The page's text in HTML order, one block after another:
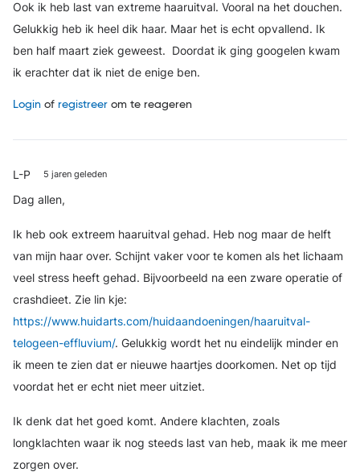
Ook ik heb last van extreme haaruitval. Vooral na het douchen.
Gelukkig heb ik heel dik haar. Maar het is echt opvallend. Ik
ben half maart ziek geweest. Doordat ik ging googelen kwam
ik erachter dat ik niet de enige ben.
Login of registreer om te reageren
L-P 5 jaren geleden
Dag allen,
Ik heb ook extreem haaruitval gehad. Heb nog maar de helft
van mijn haar over. Schijnt vaker voor te komen als het lichaam
veel stress heeft gehad. Bijvoorbeeld na een zware operatie of
crashdieet. Zie lin kje:
https://www.huidarts.com/huidaandoeningen/haaruitval-
telogeen-effluvium/. Gelukkig wordt het nu eindelijk minder en
ik meen te zien dat er nieuwe haartjes doorkomen. Net op tijd
voordat het er echt niet meer uitziet.
Ik denk dat het goed komt. Andere klachten, zoals
longklachten waar ik nog steeds last van heb, maak ik me meer
zorgen over.